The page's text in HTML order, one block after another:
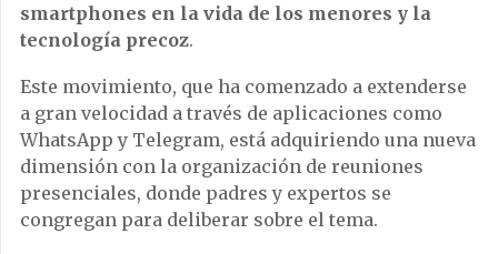
smartphones en la vida de los menores y la
tecnología precoz.
Este movimiento, que ha comenzado a extenderse
a gran velocidad a través de aplicaciones como
WhatsApp y Telegram, está adquiriendo una nueva
dimensión con la organización de reuniones
presenciales, donde padres y expertos se
congregan para deliberar sobre el tema.